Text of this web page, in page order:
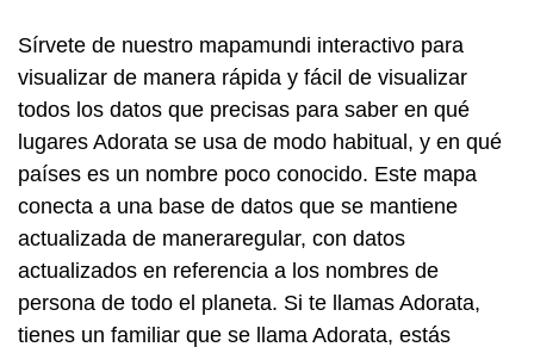
Sírvete de nuestro mapamundi interactivo para
visualizar de manera rápida y fácil de visualizar
todos los datos que precisas para saber en qué
lugares Adorata se usa de modo habitual, y en qué
países es un nombre poco conocido. Este mapa
conecta a una base de datos que se mantiene
actualizada de maneraregular, con datos
actualizados en referencia a los nombres de
persona de todo el planeta. Si te llamas Adorata,
tienes un familiar que se llama Adorata, estás